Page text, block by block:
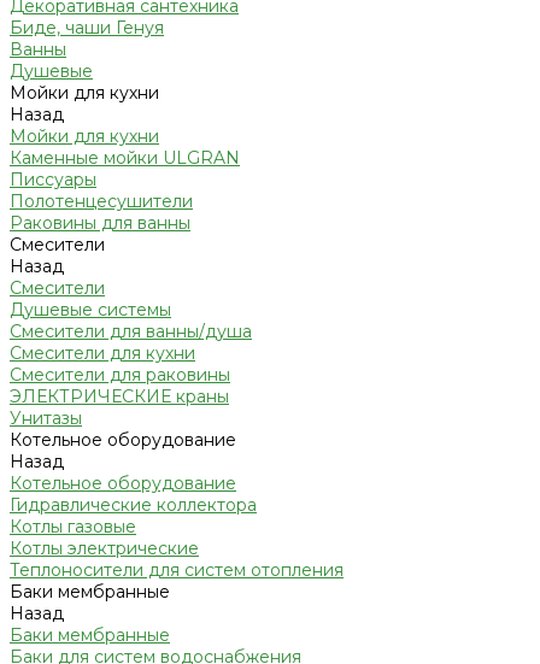
Декоративная сантехника
Биде, чаши Генуя
Ванны
Душевые
Мойки для кухни
Назад
Мойки для кухни
Каменные мойки ULGRAN
Писсуары
Полотенцесушители
Раковины для ванны
Смесители
Назад
Смесители
Душевые системы
Смесители для ванны/душа
Смесители для кухни
Смесители для раковины
ЭЛЕКТРИЧЕСКИЕ краны
Унитазы
Котельное оборудование
Назад
Котельное оборудование
Гидравлические коллектора
Котлы газовые
Котлы электрические
Теплоносители для систем отопления
Баки мембранные
Назад
Баки мембранные
Баки для систем водоснабжения